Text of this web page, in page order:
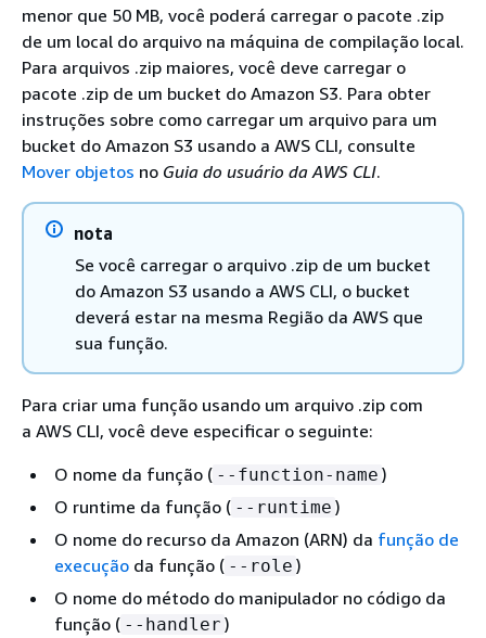
menor que 50 MB, você poderá carregar o pacote .zip
de um local do arquivo na máquina de compilação local.
Para arquivos .zip maiores, você deve carregar o
pacote .zip de um bucket do Amazon S3. Para obter
instruções sobre como carregar um arquivo para um
bucket do Amazon S3 usando a AWS CLI, consulte
Mover objetos no Guia do usuário da AWS CLI.
nota
Se você carregar o arquivo .zip de um bucket
do Amazon S3 usando a AWS CLI, o bucket
deverá estar na mesma Região da AWS que
sua função.
Para criar uma função usando um arquivo .zip com
a AWS CLI, você deve especificar o seguinte:
O nome da função ( --function-name )
O runtime da função ( --runtime )
O nome do recurso da Amazon (ARN) da função de
execução da função ( --role )
O nome do método do manipulador no código da
função ( --handler )